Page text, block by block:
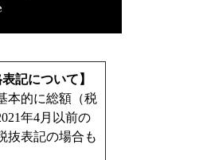
記について】
本的に総額（税
年4月以前の
抜表記の場合も